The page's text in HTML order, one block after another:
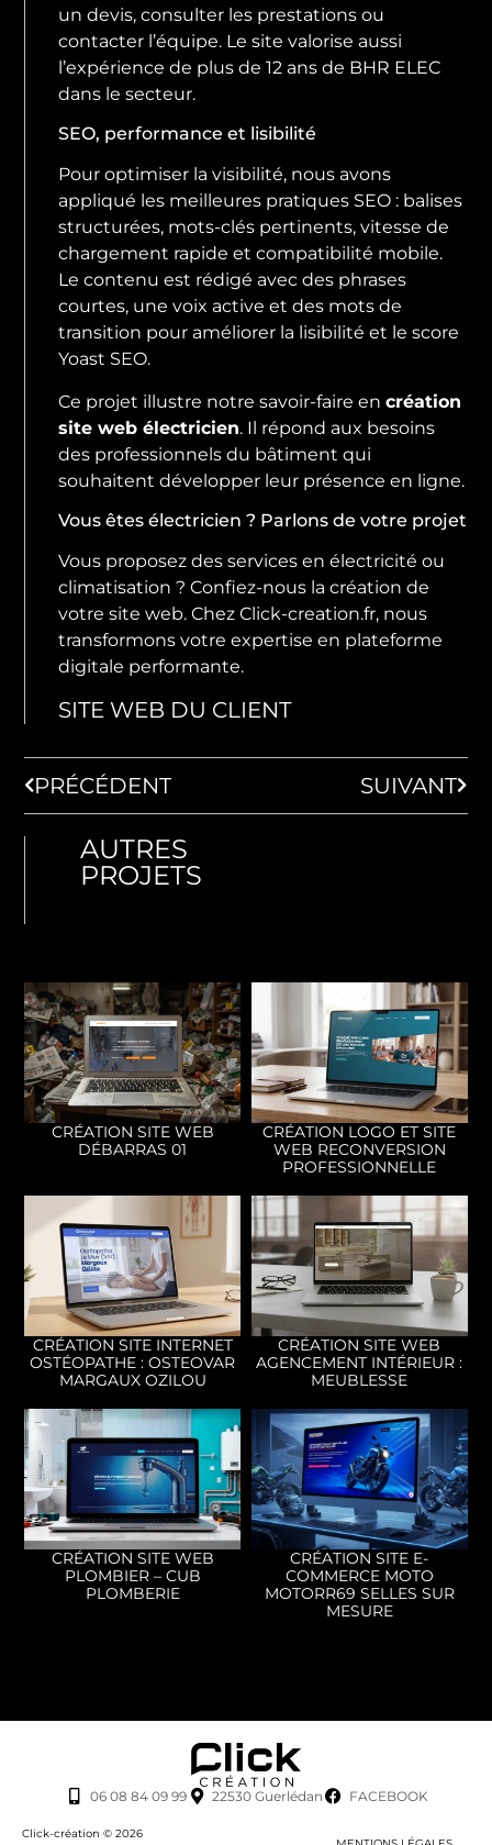
un devis, consulter les prestations ou
contacter l’équipe. Le site valorise aussi
l’expérience de plus de 12 ans de BHR ELEC
dans le secteur.
SEO, performance et lisibilité
Pour optimiser la visibilité, nous avons
appliqué les meilleures pratiques SEO : balises
structurées, mots-clés pertinents, vitesse de
chargement rapide et compatibilité mobile.
Le contenu est rédigé avec des phrases
courtes, une voix active et des mots de
transition pour améliorer la lisibilité et le score
Yoast SEO.
Ce projet illustre notre savoir-faire encréation
site web électricien. Il répond aux besoins
des professionnels du bâtiment qui
souhaitent développer leur présence en ligne.
Vous êtes électricien ? Parlons de votre projet
Vous proposez des services en électricité ou
climatisation ? Confiez-nous la création de
votre site web. Chez Click-creation.fr, nous
transformons votre expertise en plateforme
digitale performante.
SITE WEB DU CLIENT
PRÉCÉDENT SUIVANT
AUTRES
PROJETS
CRÉATION SITE WEB
DÉBARRAS 01
CRÉATION LOGO ET SITE
WEB RECONVERSION
PROFESSIONNELLE
CRÉATION SITE INTERNET
OSTÉOPATHE : OSTEOVAR
MARGAUX OZILOU
CRÉATION SITE WEB
AGENCEMENT INTÉRIEUR :
MEUBLESSE
CRÉATION SITE WEB
PLOMBIER – CUB
PLOMBERIE
CRÉATION SITE E-
COMMERCE MOTO
MOTORR69 SELLES SUR
MESURE
06 08 84 09 99 22530 Guerlédan FACEBOOK
Click-création © 2026